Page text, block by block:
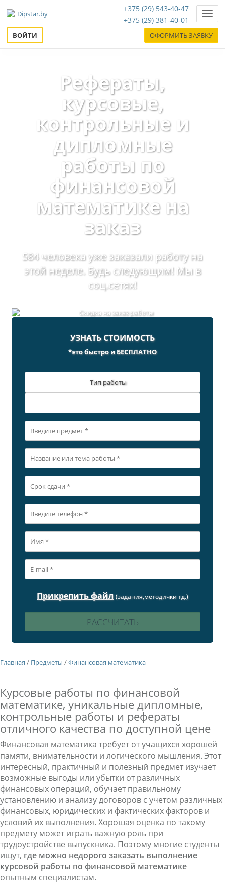
+375 (29) 543-40-47
+375 (29) 381-40-01
ВОЙТИ ОФОРМИТЬ ЗАЯВКУ
Рефераты,
курсовые,
контрольные и
дипломные
работы по
финансовой
математике на
заказ
584 человека уже заказали работу на
этой неделе. Будь следующим! Мы в
соц.сетях!
УЗНАТЬ СТОИМОСТЬ
*это быстро и БЕСПЛАТНО
Тип работы
Прикрепить файл (задания,методички тд.)
Главная / Предметы /Финансовая математика
Курсовые работы по финансовой
математике, уникальные дипломные,
контрольные работы и рефераты
отличного качества по доступной цене
Финансовая математика требует от учащихся хорошей
памяти, внимательности и логического мышления. Этот
интересный, практичный и полезный предмет изучает
возможные выгоды или убытки от различных
финансовых операций, обучает правильному
установлению и анализу договоров с учетом различных
финансовых, юридических и фактических факторов и
условий их выполнения. Хорошая оценка по такому
предмету может играть важную роль при
трудоустройстве выпускника. Поэтому многие студенты
ищут, где можно недорого заказать выполнение
курсовой работы по финансовой математике
опытным специалистам.